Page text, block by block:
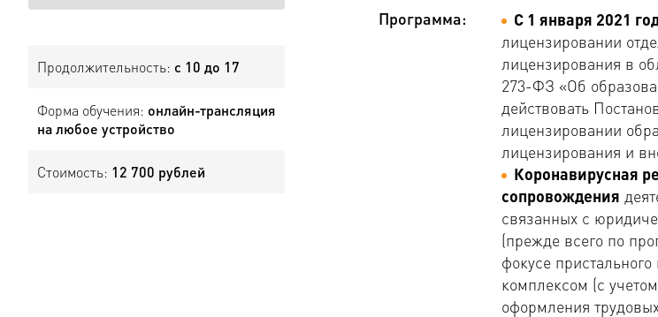
Продолжительность: с 10 до 17
Форма обучения: онлайн-трансляция
на любое устройство
Стоимость: 12 700 рублей
Программа: С 1 января 2021
лицензировании
лицензирования в
273-ФЗ «Об
действовать
лицензировании
лицензирования и
Коронавирусная
сопровождения
связанных с
(прежде всего по
фокусе
комплексом (с
оформления